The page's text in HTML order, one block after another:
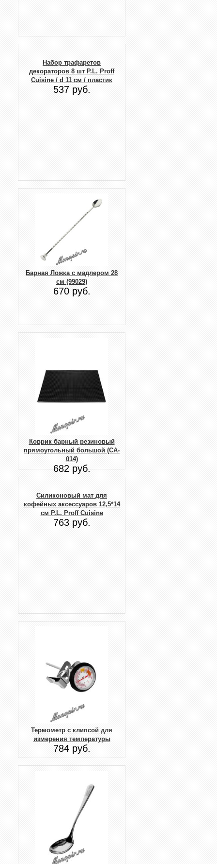
Набор трафаретов
декораторов 8 шт P.L. Proff
Cuisine / d 11 см / пластик
537 руб.
Барная Ложка с мадлером 28
см (99029)
670 руб.
Коврик барный резиновый
прямоугольный большой (CA-
014)
682 руб.
Силиконовый мат для
кофейных аксессуаров 12,5*14
см P.L. Proff Cuisine
763 руб.
Термометр с клипсой для
измерения температуры
784 руб.